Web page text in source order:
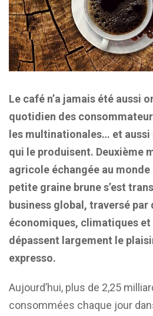
Le café n’a jamais été aussi
quotidien des
les multinationales… et
qui le produisent. Deuxième
agricole échangée au
petite graine brune s’est
business global, traversé par
économiques, climatiques et
dépassent largement le
expresso.
Aujourd’hui, plus de 2,25
consommées chaque jour